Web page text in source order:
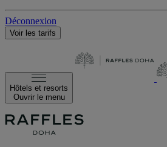
Déconnexion
Voir les tarifs
Hôtels et resorts
Ouvrir le menu